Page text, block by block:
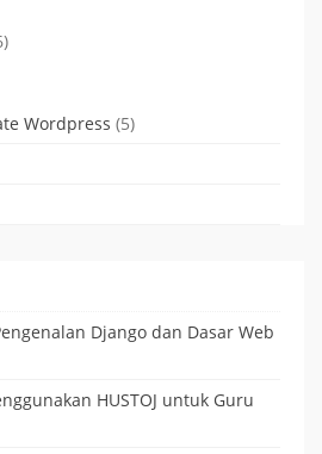
Wordpress (5)
Django dan Dasar Web
HUSTOJ untuk Guru